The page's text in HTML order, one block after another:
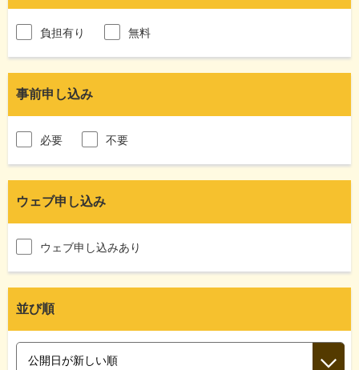
負担有り 無料
事前申し込み
必要 不要
ウェブ申し込み
ウェブ申し込みあり
並び順